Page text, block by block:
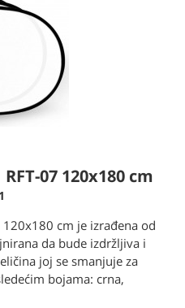
07 120x180 cm
cm je izrađena od
da bude izdržljiva i
joj se smanjuje za
bojama: crna,